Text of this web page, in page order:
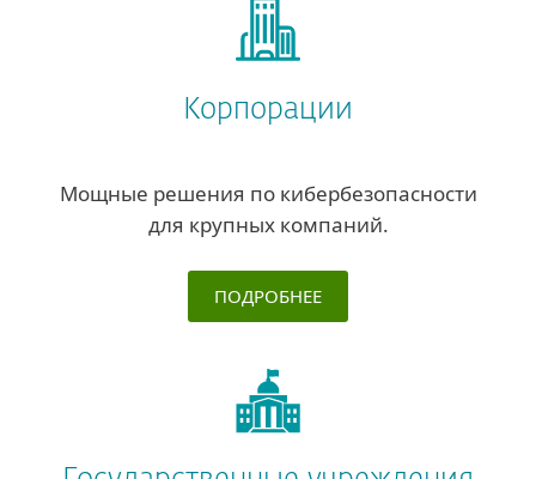
Корпорации
Мощные решения по кибербезопасности
для крупных компаний.
ПОДРОБНЕЕ